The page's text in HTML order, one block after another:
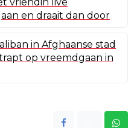
en draait dan door
in Afghaanse stad
op vreemdgaan in